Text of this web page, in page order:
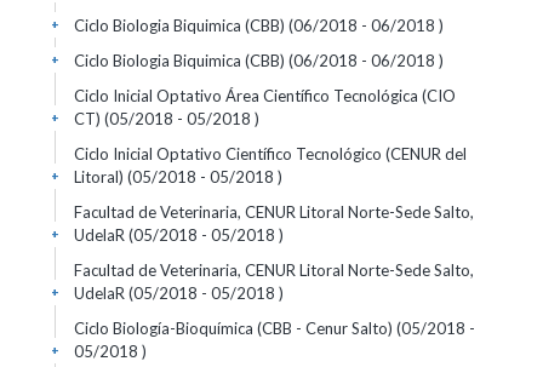
Ciclo Biologia Biquimica (CBB) (06/2018 - 06/2018 )
+
Ciclo Biologia Biquimica (CBB) (06/2018 - 06/2018 )
+
Ciclo Inicial Optativo Área Científico Tecnológica (CIO
CT) (05/2018 - 05/2018 )
+
Ciclo Inicial Optativo Científico Tecnológico (CENUR del
Litoral) (05/2018 - 05/2018 )
+
Facultad de Veterinaria, CENUR Litoral Norte-Sede Salto,
UdelaR (05/2018 - 05/2018 )
+
Facultad de Veterinaria, CENUR Litoral Norte-Sede Salto,
UdelaR (05/2018 - 05/2018 )
+
Ciclo Biología-Bioquímica (CBB - Cenur Salto) (05/2018 -
05/2018 )
+